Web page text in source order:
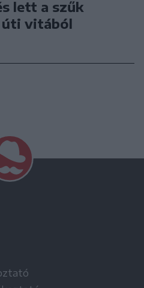
lett a szűk
úti vitából